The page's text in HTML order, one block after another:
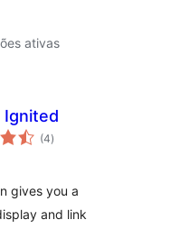
ativas
Ignited
(4total
de
)
gives you a
and link